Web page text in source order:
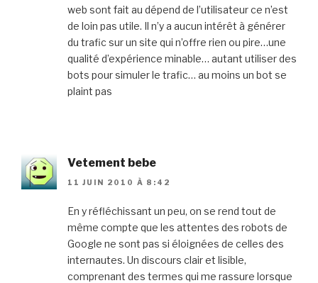
web sont fait au dépend de l’utilisateur ce n’est
de loin pas utile. Il n’y a aucun intérêt à générer
du trafic sur un site qui n’offre rien ou pire…une
qualité d’expérience minable… autant utiliser des
bots pour simuler le trafic… au moins un bot se
plaint pas
Vetement bebe
11 JUIN 2010 À 8:42
En y réfléchissant un peu, on se rend tout de
même compte que les attentes des robots de
Google ne sont pas si éloignées de celles des
internautes. Un discours clair et lisible,
comprenant des termes qui me rassure lorsque